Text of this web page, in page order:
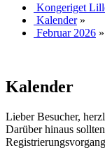
Kongeriget
Kalender»
Februar 2026 »
Kalender
Lieber Besucher,
Darüber hinaus